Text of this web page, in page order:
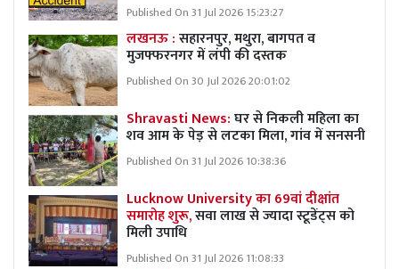
Published On 31 Jul 2026 15:23:27
लखनऊ :सहारनपुर, मथुरा, बागपत व
मुजफ्फरनगर में लंपी की दस्तक
Published On 30 Jul 2026 20:01:02
Shravasti News:घर से निकली महिला का
शव आम के पेड़ से लटका मिला, गांव में सनसनी
Published On 31 Jul 2026 10:38:36
Lucknow University का 69वां दीक्षांत
समारोह शुरू,सवा लाख से ज्यादा स्टूडेंट्स को
मिली उपाधि
Published On 31 Jul 2026 11:08:33